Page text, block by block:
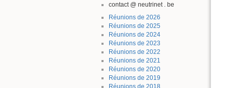
contact @ neutrinet . be
Réunions de 2026
Réunions de 2025
Réunions de 2024
Réunions de 2023
Réunions de 2022
Réunions de 2021
Réunions de 2020
Réunions de 2019